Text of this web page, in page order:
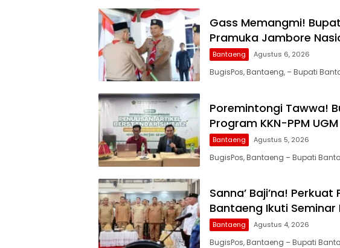
Gass Memangmi!
Pramuka Jambore
Bantaeng Agustus 6, 2026
BugisPos, Bantaeng, – Bupati
Poremintongi Tawwa!
Program KKN-PPM UGM
Bantaeng Agustus 5, 2026
BugisPos, Bantaeng – Bupati
Sanna’ Baji’na!
Bantaeng Ikuti Seminar
Bantaeng Agustus 4, 2026
BugisPos, Bantaeng – Bupati